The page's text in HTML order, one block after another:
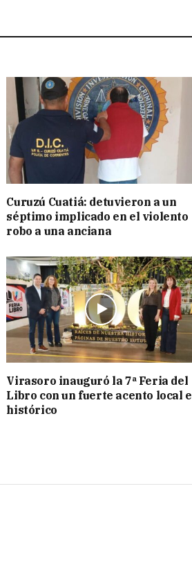
Curuzú Cuatiá: detuvieron a un
séptimo implicado en el violento
robo a una anciana
Virasoro inauguró la 7ª Feria del
Libro con un fuerte acento local e
histórico